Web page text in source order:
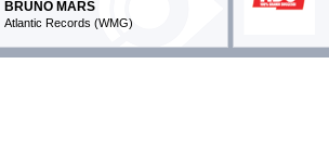
BRUNO MARS
Atlantic Records (WMG)